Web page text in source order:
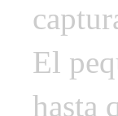
El
hasta